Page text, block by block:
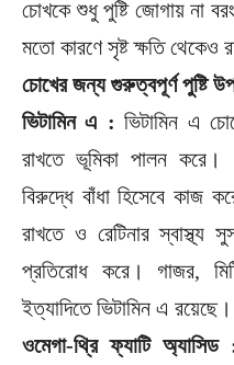
চোখকে শুধু পুষ্টি জোগায় না
মতো কারণে সৃষ্ট ক্ষতি থেকেও
চোখের জন্য গুরুত্বপূর্ণ পুষ্টি
ভিটামিন এ : ভিটামিন এ
রাখতে ভূমিকা পালন করে।
বিরুদ্ধে বাঁধা হিসেবে কাজ
রাখতে ও রেটিনার স্বাস্থ্য
প্রতিরোধ করে। গাজর,
ইত্যাদিতে ভিটামিন এ রয়েছে।
ওমেগা-থ্রি ফ্যাটি অ্যাসিড